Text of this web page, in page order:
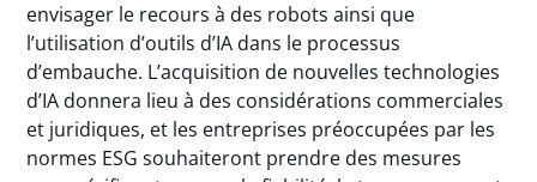
envisager le recours à des robots ainsi que
l’utilisation d’outils d’IA dans le processus
d’embauche. L’acquisition de nouvelles technologies
d’IA donnera lieu à des considérations commerciales
et juridiques, et les entreprises préoccupées par les
normes ESG souhaiteront prendre des mesures